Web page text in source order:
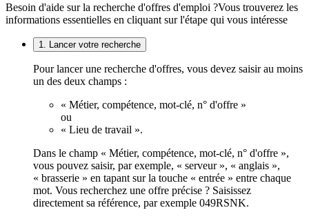
Besoin d'aide sur la recherche d'offres d'emploi ?Vous trouverez les
informations essentielles en cliquant sur l'étape qui vous intéresse
1. Lancer votre recherche
Pour lancer une recherche d'offres, vous devez saisir au moins
un des deux champs :
« Métier, compétence, mot-clé, n° d'offre »
ou
« Lieu de travail ».
Dans le champ « Métier, compétence, mot-clé, n° d'offre »,
vous pouvez saisir, par exemple, « serveur », « anglais »,
« brasserie » en tapant sur la touche « entrée » entre chaque
mot. Vous recherchez une offre précise ? Saisissez
directement sa référence, par exemple 049RSNK.